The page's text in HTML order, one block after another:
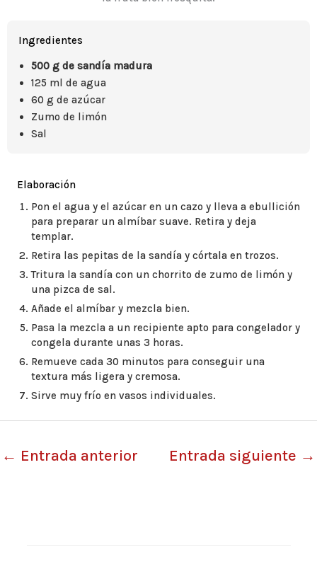
Ingredientes
500 g de sandía madura
125 ml de agua
60 g de azúcar
Zumo de limón
Sal
Elaboración
Pon el agua y el azúcar en un cazo y lleva a ebullición
para preparar un almíbar suave. Retira y deja
templar.
Retira las pepitas de la sandía y córtala en trozos.
Tritura la sandía con un chorrito de zumo de limón y
una pizca de sal.
Añade el almíbar y mezcla bien.
Pasa la mezcla a un recipiente apto para congelador y
congela durante unas 3 horas.
Remueve cada 30 minutos para conseguir una
textura más ligera y cremosa.
Sirve muy frío en vasos individuales.
← Entrada anterior Entrada siguiente →